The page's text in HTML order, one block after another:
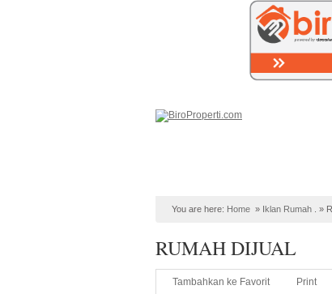
You are here: Home » Iklan Rumah . »
RUMAH DIJUAL
Tambahkan ke Favorit Print